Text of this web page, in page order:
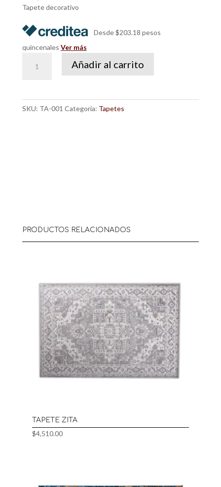
Tapete decorativo
Desde $203.18 pesos
quincenales Ver más
Teriana
Añadir al carrito
SKU: TA-001 Categoría: Tapetes
PRODUCTOS RELACIONADOS
TAPETE ZITA
$4,510.00